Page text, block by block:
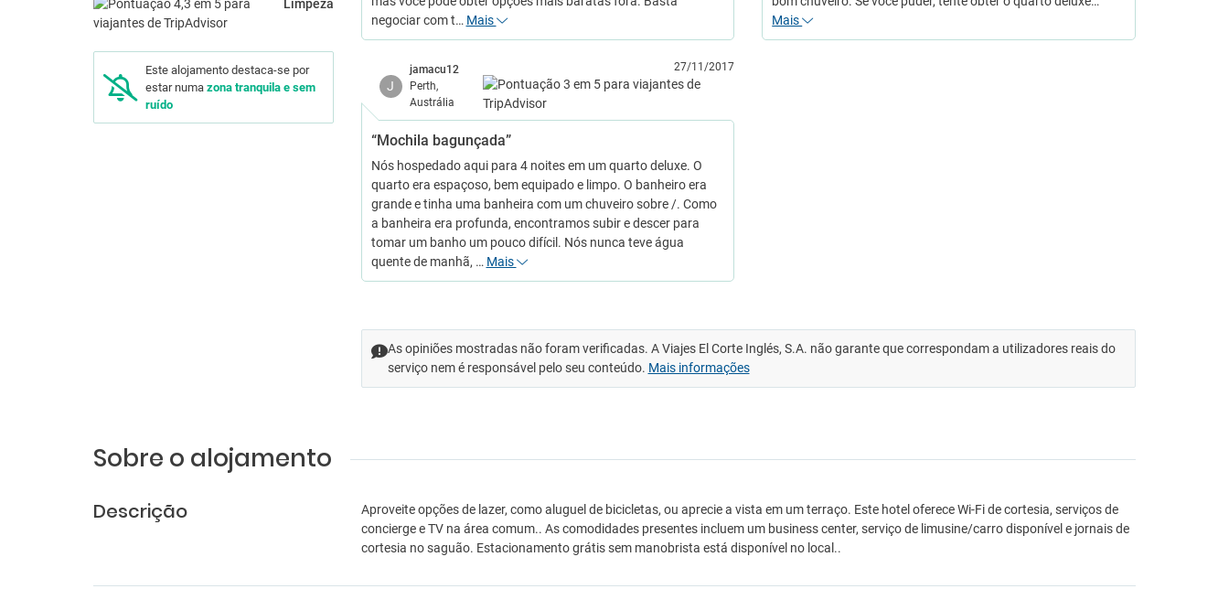
Limpeza
Este alojamento destaca-se por
estar numa zona tranquila e sem
ruído
negociar com t… Mais
Mais
J
jamacu12
Perth,
Austrália
27/11/2017
“Mochila bagunçada”
Nós hospedado aqui para 4 noites em um quarto deluxe. O
quarto era espaçoso, bem equipado e limpo. O banheiro era
grande e tinha uma banheira com um chuveiro sobre /. Como
a banheira era profunda, encontramos subir e descer para
tomar um banho um pouco difícil. Nós nunca teve água
quente de manhã, … Mais
As opiniões mostradas não foram verificadas. A Viajes El Corte Inglés, S.A. não garante que correspondam a utilizadores reais do
serviço nem é responsável pelo seu conteúdo. Mais informações
Sobre o alojamento
Descrição
Aproveite opções de lazer, como aluguel de bicicletas, ou aprecie a vista em um terraço. Este hotel oferece Wi-Fi de cortesia, serviços de
concierge e TV na área comum.. As comodidades presentes incluem um business center, serviço de limusine/carro disponível e jornais de
cortesia no saguão. Estacionamento grátis sem manobrista está disponível no local..